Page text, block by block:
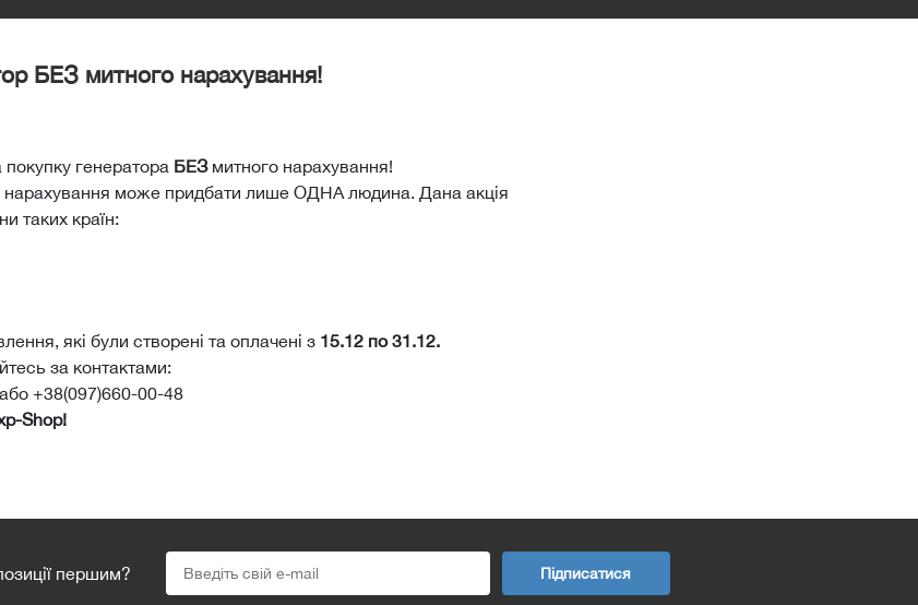
БЕЗ митного нарахування!
генератора БЕЗмитного нарахування!
нарахування може придбати лише ОДНА людина. Дана акція
таких країн:
які були створені та оплачені з 15.12 по 31.12.
за контактами:
+38(097)660-00-48
Shop!
першим? Підписатися